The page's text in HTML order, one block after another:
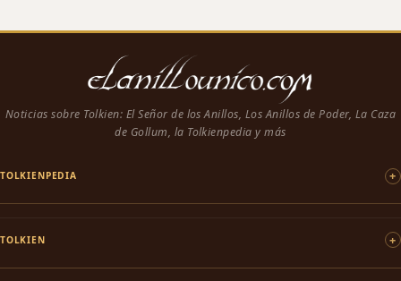
Noticias sobre Tolkien: El Señor de los Anillos, Los Anillos de Poder, La Caza
de Gollum, la Tolkienpedia y más
TOLKIENPEDIA
TOLKIEN